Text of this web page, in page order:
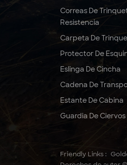
pies,
Correas De
Resistencia
Carpeta De
Protector De
Eslinga De Cincha
Cadena De
Estante De Cabina
Guardia De Ciervos
Friendly Links :